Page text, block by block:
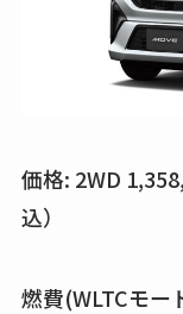
価格: 2WD
込）
燃費(WLTCモー